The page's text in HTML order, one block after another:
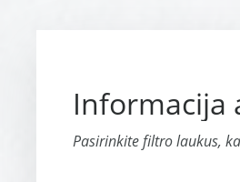
Informacija
Pasirinkite filtro laukus,